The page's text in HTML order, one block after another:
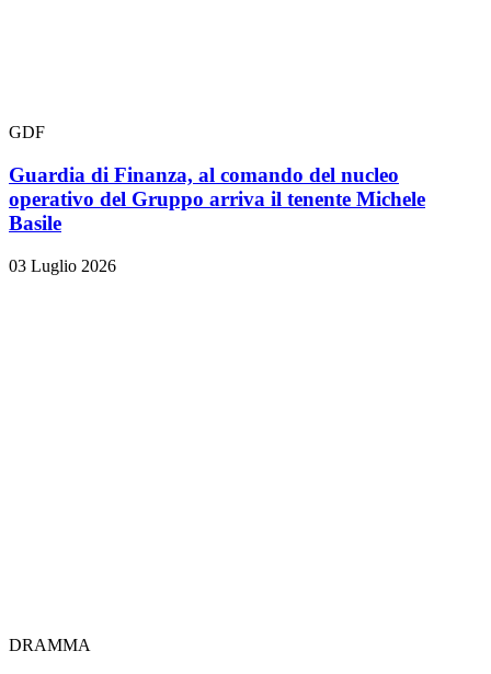
GDF
Guardia di Finanza, al comando del nucleo
operativo del Gruppo arriva il tenente Michele
Basile
03 Luglio 2026
DRAMMA